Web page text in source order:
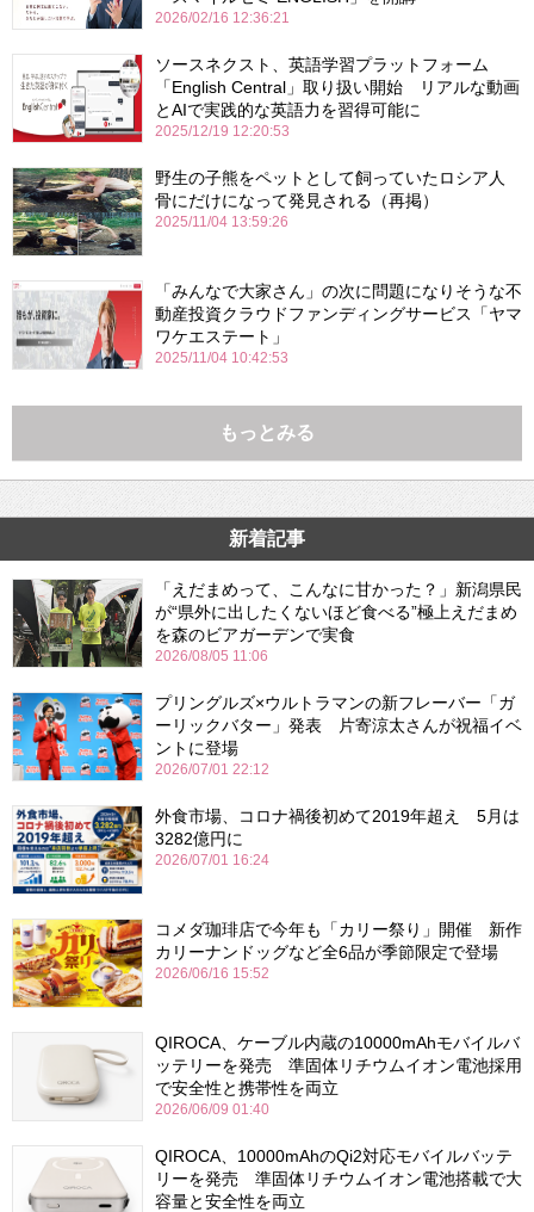
2026/02/16 12:36:21
ソースネクスト、英語学習プラットフォーム
「English Central」取り扱い開始 リアルな動画
とAIで実践的な英語力を習得可能に
2025/12/19 12:20:53
野生の子熊をペットとして飼っていたロシア人
骨にだけになって発見される（再掲）
2025/11/04 13:59:26
「みんなで大家さん」の次に問題になりそうな不
動産投資クラウドファンディングサービス「ヤマ
ワケエステート」
2025/11/04 10:42:53
もっとみる
新着記事
「えだまめって、こんなに甘かった？」新潟県民
が“県外に出したくないほど食べる”極上えだまめ
を森のビアガーデンで実食
2026/08/05 11:06
プリングルズ×ウルトラマンの新フレーバー「ガ
ーリックバター」発表 片寄涼太さんが祝福イベ
ントに登場
2026/07/01 22:12
外食市場、コロナ禍後初めて2019年超え 5月は
3282億円に
2026/07/01 16:24
コメダ珈琲店で今年も「カリー祭り」開催 新作
カリーナンドッグなど全6品が季節限定で登場
2026/06/16 15:52
QIROCA、ケーブル内蔵の10000mAhモバイルバ
ッテリーを発売 準固体リチウムイオン電池採用
で安全性と携帯性を両立
2026/06/09 01:40
QIROCA、10000mAhのQi2対応モバイルバッテ
リーを発売 準固体リチウムイオン電池搭載で大
容量と安全性を両立